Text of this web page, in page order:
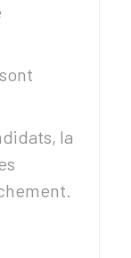
la